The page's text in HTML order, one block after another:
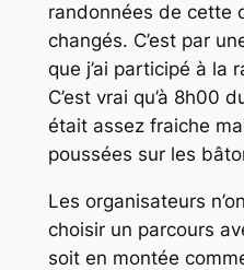
randonnées de cette
changés. C’est par
que j’ai participé à la
C’est vrai qu’à 8h00
était assez fraiche
poussées sur les
Les organisateurs
choisir un parcours
soit en montée